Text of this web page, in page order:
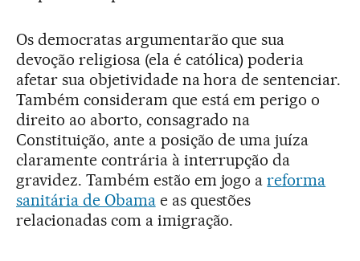
Os democratas argumentarão que sua
devoção religiosa (ela é católica) poderia
afetar sua objetividade na hora de sentenciar.
Também consideram que está em perigo o
direito ao aborto, consagrado na
Constituição, ante a posição de uma juíza
claramente contrária à interrupção da
gravidez. Também estão em jogo areforma
sanitária de Obamae as questões
relacionadas com a imigração.